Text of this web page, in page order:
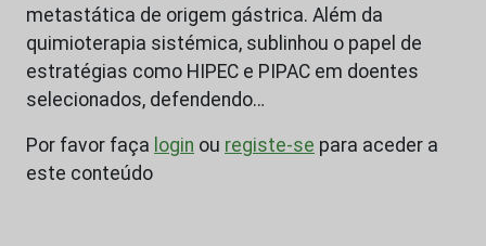
metastática de origem gástrica. Além da
quimioterapia sistémica, sublinhou o papel de
estratégias como HIPEC e PIPAC em doentes
selecionados, defendendo…
Por favor faça login ou registe-se para aceder a
este conteúdo